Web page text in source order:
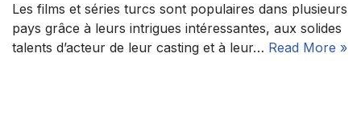
Les films et séries turcs sont populaires dans plusieurs
pays grâce à leurs intrigues intéressantes, aux solides
talents d’acteur de leur casting et à leur… Read More »